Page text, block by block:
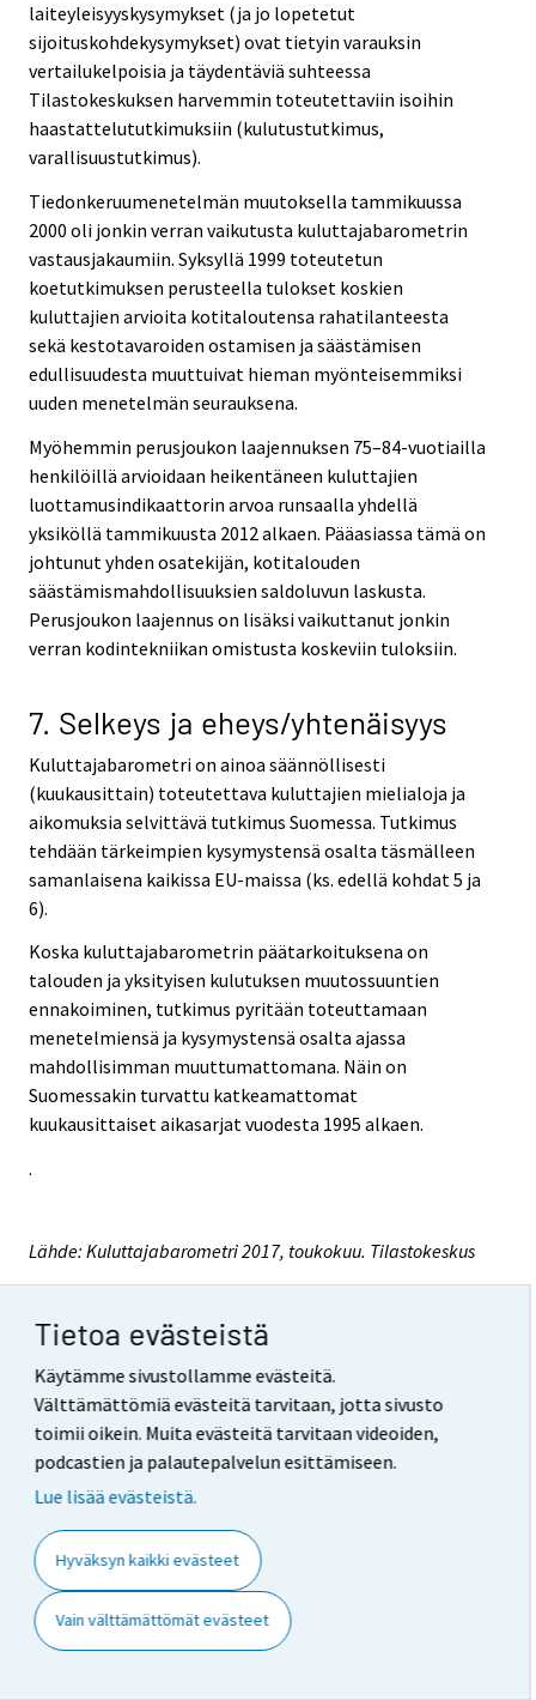
Tietoa evästeistä
Käytämme sivustollamme evästeitä.
Välttämättömiä evästeitä tarvitaan, jotta sivusto
toimii oikein. Muita evästeitä tarvitaan videoiden,
podcastien ja palautepalvelun esittämiseen.
Lue lisää evästeistä.
Hyväksyn kaikki evästeet
Vain välttämättömät evästeet
laiteyleisyyskysymykset (ja jo lopetetut
sijoituskohdekysymykset) ovat tietyin varauksin
vertailukelpoisia ja täydentäviä suhteessa
Tilastokeskuksen harvemmin toteutettaviin isoihin
haastattelututkimuksiin (kulutustutkimus,
varallisuustutkimus).
Tiedonkeruumenetelmän muutoksella tammikuussa
2000 oli jonkin verran vaikutusta kuluttajabarometrin
vastausjakaumiin. Syksyllä 1999 toteutetun
koetutkimuksen perusteella tulokset koskien
kuluttajien arvioita kotitaloutensa rahatilanteesta
sekä kestotavaroiden ostamisen ja säästämisen
edullisuudesta muuttuivat hieman myönteisemmiksi
uuden menetelmän seurauksena.
Myöhemmin perusjoukon laajennuksen 75–84-vuotiailla
henkilöillä arvioidaan heikentäneen kuluttajien
luottamusindikaattorin arvoa runsaalla yhdellä
yksiköllä tammikuusta 2012 alkaen. Pääasiassa tämä on
johtunut yhden osatekijän, kotitalouden
säästämismahdollisuuksien saldoluvun laskusta.
Perusjoukon laajennus on lisäksi vaikuttanut jonkin
verran kodintekniikan omistusta koskeviin tuloksiin.
7. Selkeys ja eheys/yhtenäisyys
Kuluttajabarometri on ainoa säännöllisesti
(kuukausittain) toteutettava kuluttajien mielialoja ja
aikomuksia selvittävä tutkimus Suomessa. Tutkimus
tehdään tärkeimpien kysymystensä osalta täsmälleen
samanlaisena kaikissa EU-maissa (ks. edellä kohdat 5 ja
6).
Koska kuluttajabarometrin päätarkoituksena on
talouden ja yksityisen kulutuksen muutossuuntien
ennakoiminen, tutkimus pyritään toteuttamaan
menetelmiensä ja kysymystensä osalta ajassa
mahdollisimman muuttumattomana. Näin on
Suomessakin turvattu katkeamattomat
kuukausittaiset aikasarjat vuodesta 1995 alkaen.
.
Lähde: Kuluttajabarometri 2017, toukokuu. Tilastokeskus
Lahtinen 029 551 3554,
kuluttaja.barometri@tilastokeskus.fi
Vastaava tilastojohtaja: Jari Tarkoma
Päivitetty 29.5.2017
Suomen virallinen tilasto (SVT): Kuluttajien
luottamus [verkkojulkaisu].
ISSN=2669-8862.Toukokuu2017,
Laatuseloste: Kuluttajabarometri . Helsinki: